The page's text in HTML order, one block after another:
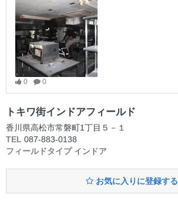
0 0
トキワ街インドアフィールド
香川県高松市常磐町1丁目５－１
TEL 087-883-0138
フィールドタイプインドア
お気に入りに登録する